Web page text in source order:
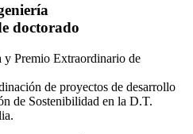
doctorado
y Premio Extraordinario de
de proyectos de desarrollo
de Sostenibilidad en la D.T.